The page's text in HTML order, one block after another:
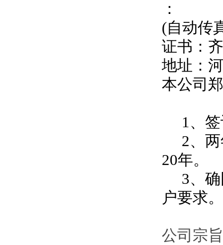
：
(自动传
证书：
地址：
本公司
1、签
2、两
20年。
3、确
户要求。
公司宗